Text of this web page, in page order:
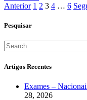
Anterior 1 2 3 4 … 6
Pesquisar
Artigos Recentes
Exames –
28, 2026